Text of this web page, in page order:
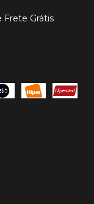
Frete Grátis